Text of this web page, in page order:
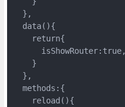
  },
  data(){
    return{
      isShowRouter:true,
    }
  },
  methods:{
    reload(){